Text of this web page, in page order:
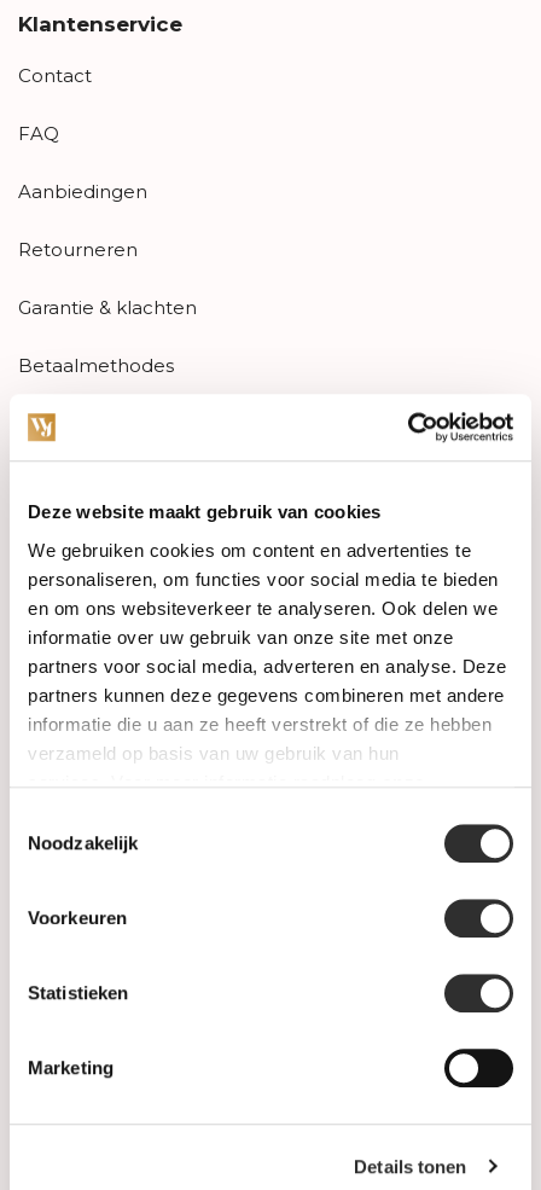
Deze website maakt gebruik van cookies
We gebruiken cookies om content en advertenties te
personaliseren, om functies voor social media te bieden
en om ons websiteverkeer te analyseren. Ook delen we
informatie over uw gebruik van onze site met onze
partners voor social media, adverteren en analyse. Deze
partners kunnen deze gegevens combineren met andere
informatie die u aan ze heeft verstrekt of die ze hebben
verzameld op basis van uw gebruik van hun
Noodzakelijk
Voorkeuren
Statistieken
Marketing
Details tonen
Klantenservice
Contact
FAQ
Aanbiedingen
Retourneren
Garantie & klachten
Betaalmethodes
Sitemap
Categorieën
Horloges
Juwelen
Trouwringen
PRE-OWNED
Informatie